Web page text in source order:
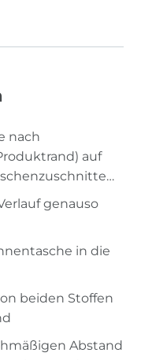
nach
auf
genauso
in die
beiden Stoffen
Abstand